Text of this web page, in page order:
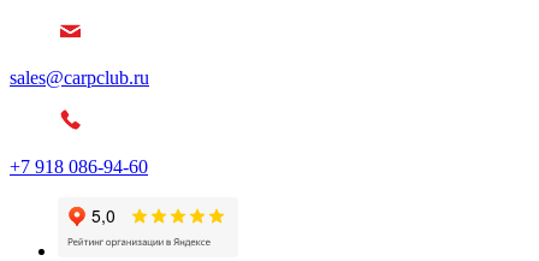
sales@carpclub.ru
+7 918 086-94-60